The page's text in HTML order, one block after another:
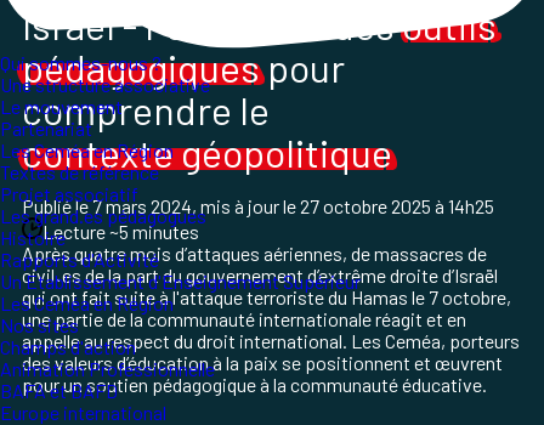
Qui sommes-nous ?
Une structure associative
Le mouvement
Partenariat
Les Ceméa en Région
Textes de référence
Projet associatif
Les grand.es pédagogues
Histoire
Rapports d'Activité
Un Etablissement d'Enseignement Supérieur
Les Ceméa en Région
Nos sites
Champs d'action
Animation Professionnelle
BAFA et BAFD
Europe international
Israël - Palestine : desoutils
pédagogiquespour
comprendre le
contexte géopolitique
Publié le7 mars 2024, mis à jour le27 octobre 2025 à 14h25
Lecture ~5 minutes
Après quatre mois d’attaques aériennes, de massacres de
civil·es de la part du gouvernement d’extrême droite d’Israël
qui ont fait suite à l'attaque terroriste du Hamas le 7 octobre,
une partie de la communauté internationale réagit et en
appelle au respect du droit international. Les Ceméa, porteurs
des valeurs d’éducation à la paix se positionnent et œuvrent
pour un soutien pédagogique à la communauté éducative.